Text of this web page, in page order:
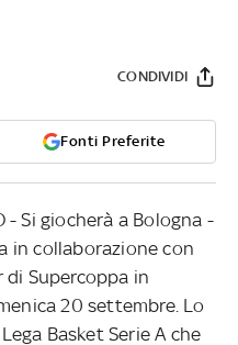
Fonti Preferite
CONDIVIDI
- Si giocherà a Bologna -
in collaborazione con
di Supercoppa in
20 settembre. Lo
Basket Serie A che